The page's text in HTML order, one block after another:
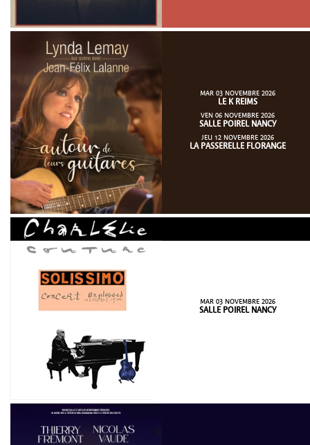
MAR 03 NOVEMBRE 2026
LE K REIMS
VEN 06 NOVEMBRE 2026
SALLE POIREL NANCY
JEU 12 NOVEMBRE 2026
LA PASSERELLE FLORANGE
MAR 03 NOVEMBRE 2026
SALLE POIREL NANCY